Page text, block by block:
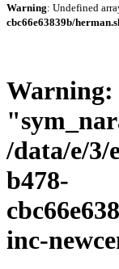
Warning: Undefined
cbc66e63839b/
Warning:
/data/e/3/
b478-
inc-